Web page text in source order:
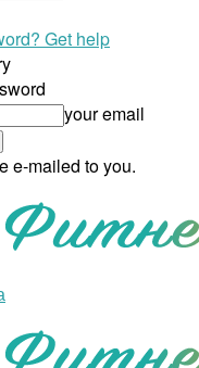
Get help
your email
e-mailed to you.